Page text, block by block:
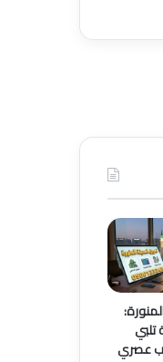
تلبي
عصري